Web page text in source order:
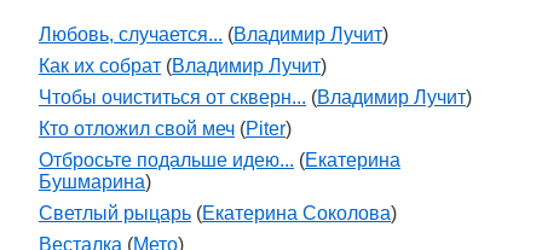
Любовь, случается... (Владимир Лучит)
Как их собрат (Владимир Лучит)
Чтобы очиститься от скверн... (Владимир Лучит)
Кто отложил свой меч (Piter)
Отбросьте подальше идею... (Екатерина
Бушмарина)
Светлый рыцарь (Екатерина Соколова)
Весталка (Мето)